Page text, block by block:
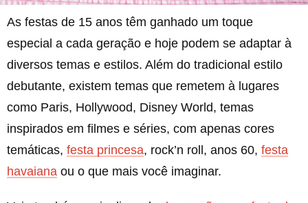
As festas de 15 anos têm ganhado um toque
especial a cada geração e hoje podem se adaptar à
diversos temas e estilos. Além do tradicional estilo
debutante, existem temas que remetem à lugares
como Paris, Hollywood, Disney World, temas
inspirados em filmes e séries, com apenas cores
temáticas, festa princesa, rock’n roll, anos 60, festa
havaiana ou o que mais você imaginar.